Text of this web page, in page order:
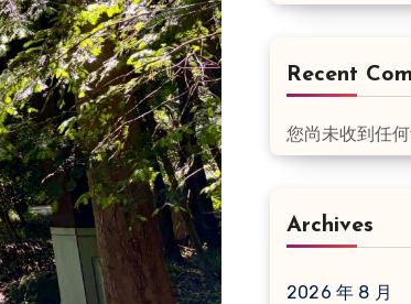
Recent
您尚未收到任何
Archives
2026 年 8 月